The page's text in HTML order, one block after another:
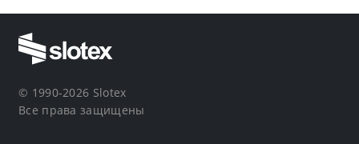
© 1990-2026 Slotex
Все права защищены